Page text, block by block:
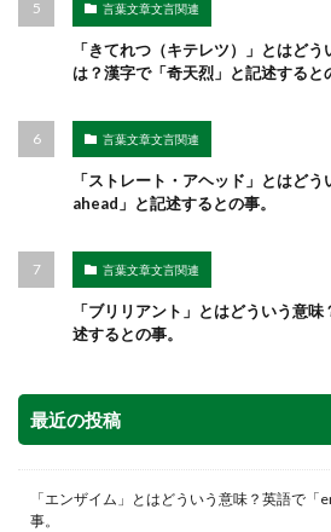
言葉文章文言関連
「きてれつ（キテレツ）」とはど
は？漢字で「奇天烈」と記述すると
言葉文章文言関連
「ストレート・アヘッド」とはど
ahead」と記述するとの事。
言葉文章文言関連
「ブリリアント」とはどういう意
述するとの事。
最近の投稿
「エンザイム」とはどういう意味？英語で
事。